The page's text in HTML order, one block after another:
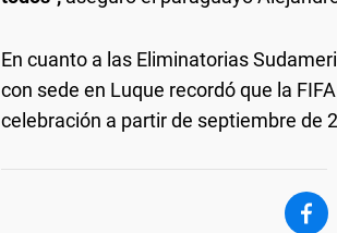
En cuanto a las Eliminatorias
con sede en Luque recordó que la
celebración a partir de septiembre de